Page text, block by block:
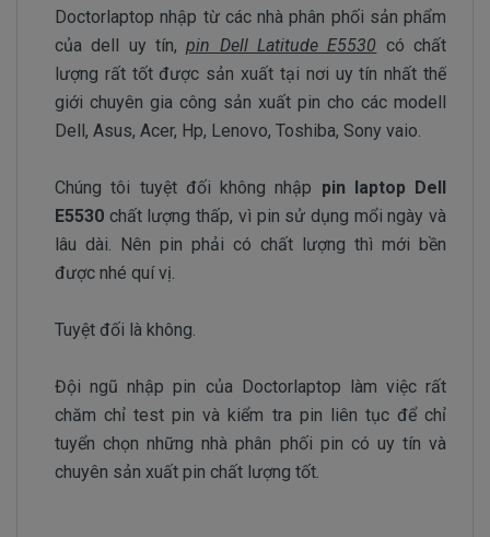
Doctorlaptop nhập từ các nhà phân phối sản phẩm
của dell uy tín,pin Dell Latitude E5530 có chất
lượng rất tốt được sản xuất tại nơi uy tín nhất thế
giới chuyên gia công sản xuất pin cho các modell
Dell, Asus, Acer, Hp, Lenovo, Toshiba, Sony vaio.
Chúng tôi tuyệt đối không nhập pin laptop Dell
E5530 chất lượng thấp, vì pin sử dụng mổi ngày và
lâu dài. Nên pin phải có chất lượng thì mới bền
được nhé quí vị.
Tuyệt đối là không.
Đội ngũ nhập pin của Doctorlaptop làm việc rất
chăm chỉ test pin và kiểm tra pin liên tục để chỉ
tuyển chọn những nhà phân phối pin có uy tín và
chuyên sản xuất pin chất lượng tốt.